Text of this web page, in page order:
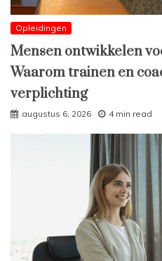
Opleidingen
Mensen ontwikkelen
Waarom trainen en
verplichting
augustus 6, 2026 4 min read